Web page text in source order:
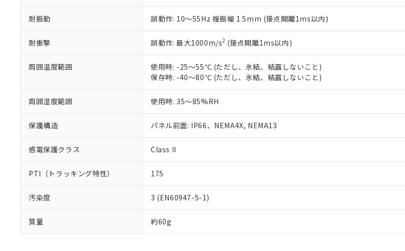
耐振動 誤動作: 10～55Hz 複振幅 1.5mm (接点開離1ms以内)
耐衝撃 誤動作: 最大1000m/s2 (接点開離1ms以内)
周囲温度範囲
使用時: -25～55℃ (ただし、氷結、結露しないこと)
保存時: -40～80℃ (ただし、氷結、結露しないこと)
周囲湿度範囲 使用時: 35～85%RH
保護構造 パネル前面: IP66、NEMA4X, NEMA13
感電保護クラス Class II
PTI（トラッキング特性） 175
汚染度 3 (EN60947-5-1)
質量 約60g